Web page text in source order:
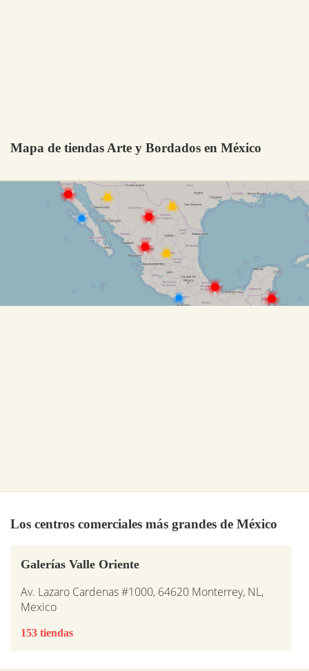
Mapa de tiendas Arte y Bordados en México
Los centros comerciales más grandes de México
Galerías Valle Oriente
Av. Lazaro Cardenas #1000, 64620 Monterrey, NL,
Mexico
153 tiendas